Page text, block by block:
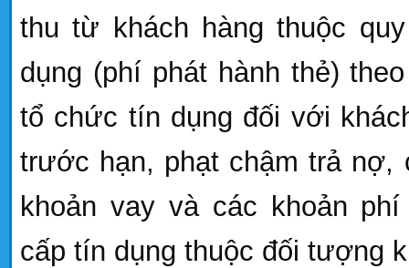
thu từ khách hàng thuộc
dụng (phí phát hành thẻ)
tổ chức tín dụng đối với
trước hạn, phạt chậm trả nợ,
khoản vay và các khoản
cấp tín dụng thuộc đối tượng